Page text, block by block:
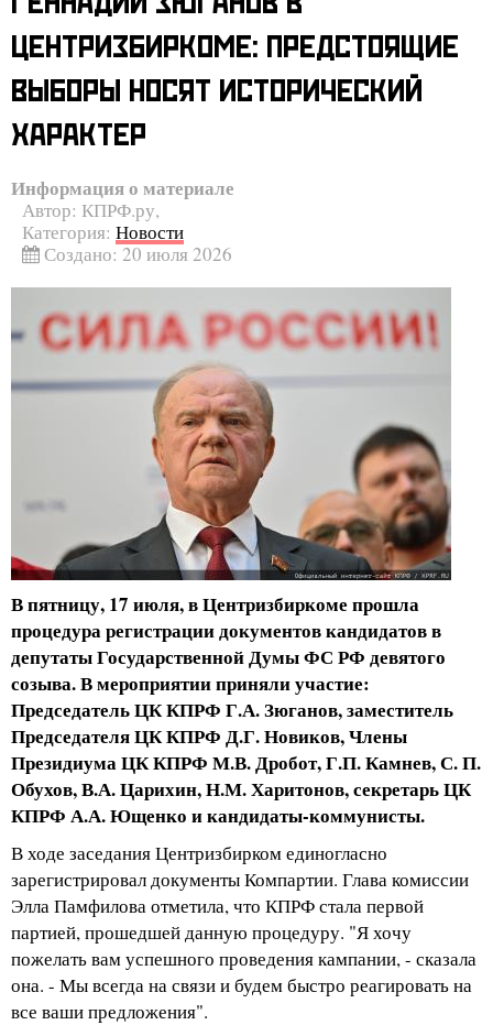
ЦЕНТРИЗБИРКОМЕ: ПРЕДСТОЯЩИЕ
ВЫБОРЫ НОСЯТ ИСТОРИЧЕСКИЙ
ХАРАКТЕР
Информация о материале
Автор: КПРФ.ру,
Категория: Новости
Создано: 20 июля 2026
В пятницу, 17 июля, в Центризбиркоме прошла
процедура регистрации документов кандидатов в
депутаты Государственной Думы ФС РФ девятого
созыва. В мероприятии приняли участие:
Председатель ЦК КПРФ Г.А. Зюганов, заместитель
Председателя ЦК КПРФ Д.Г. Новиков, Члены
Президиума ЦК КПРФ М.В. Дробот, Г.П. Камнев, С. П.
Обухов, В.А. Царихин, Н.М. Харитонов, секретарь ЦК
КПРФ А.А. Ющенко и кандидаты-коммунисты.
В ходе заседания Центризбирком единогласно
зарегистрировал документы Компартии. Глава комиссии
Элла Памфилова отметила, что КПРФ стала первой
партией, прошедшей данную процедуру. "Я хочу
пожелать вам успешного проведения кампании, - сказала
она. - Мы всегда на связи и будем быстро реагировать на
все ваши предложения".